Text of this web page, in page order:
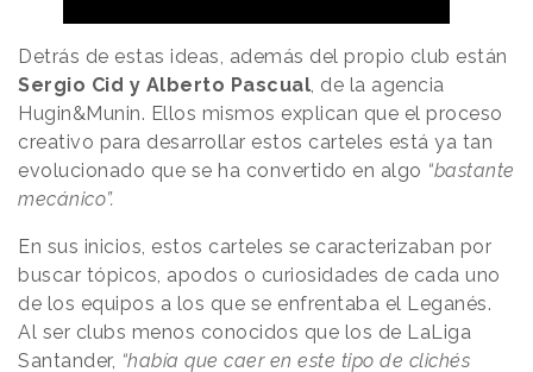
Detrás de estas ideas, además del propio club están
Sergio Cid y Alberto Pascual , de la agencia
Hugin&Munin. Ellos mismos explican que el proceso
creativo para desarrollar estos carteles está ya tan
evolucionado que se ha convertido en algo “bastante
mecánico”.
En sus inicios, estos carteles se caracterizaban por
buscar tópicos, apodos o curiosidades de cada uno
de los equipos a los que se enfrentaba el Leganés.
Al ser clubs menos conocidos que los de LaLiga
Santander, “había que caer en este tipo de clichés